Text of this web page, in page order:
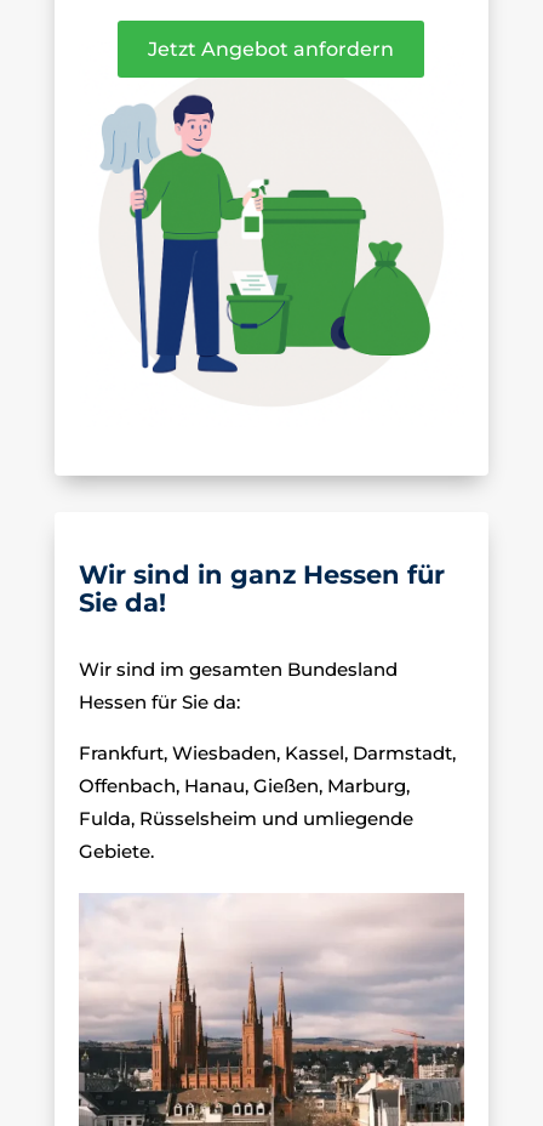
Jetzt Angebot anfordern
Wir sind in ganz Hessen für
Sie da!
Wir sind im gesamten Bundesland
Hessen für Sie da:
Frankfurt, Wiesbaden, Kassel, Darmstadt,
Offenbach, Hanau, Gießen, Marburg,
Fulda, Rüsselsheim und umliegende
Gebiete.